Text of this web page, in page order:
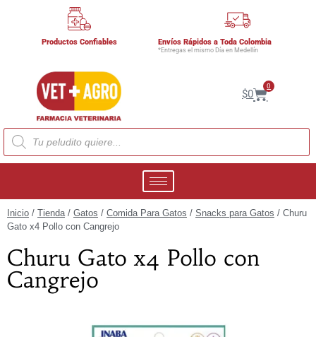
Productos Confiables Envíos Rápidos a Toda Colombia
*Entregas el mismo Día en Medellín
$0
0
Inicio / Tienda/ Gatos / Comida Para Gatos / Snacks para Gatos / Churu
Gato x4 Pollo con Cangrejo
Churu Gato x4 Pollo con
Cangrejo